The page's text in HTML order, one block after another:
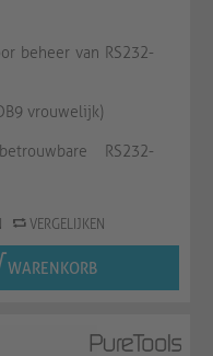
beheer van RS232-
vrouwelijk)
RS232-
VERGELIJKEN
WARENKORB